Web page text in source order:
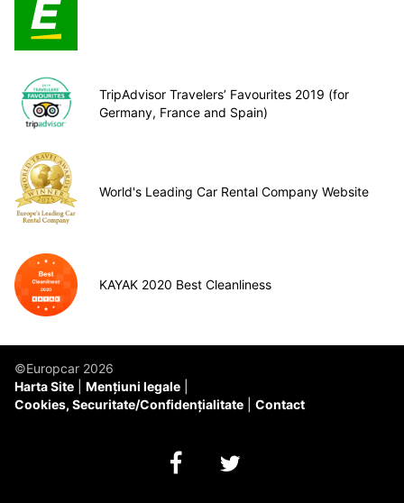
TripAdvisor Travelers’ Favourites 2019 (for
Germany, France and Spain)
World's Leading Car Rental Company Website
KAYAK 2020 Best Cleanliness
©Europcar 2026
Harta Site
Mențiuni legale
Cookies, Securitate/Confidențialitate
Contact